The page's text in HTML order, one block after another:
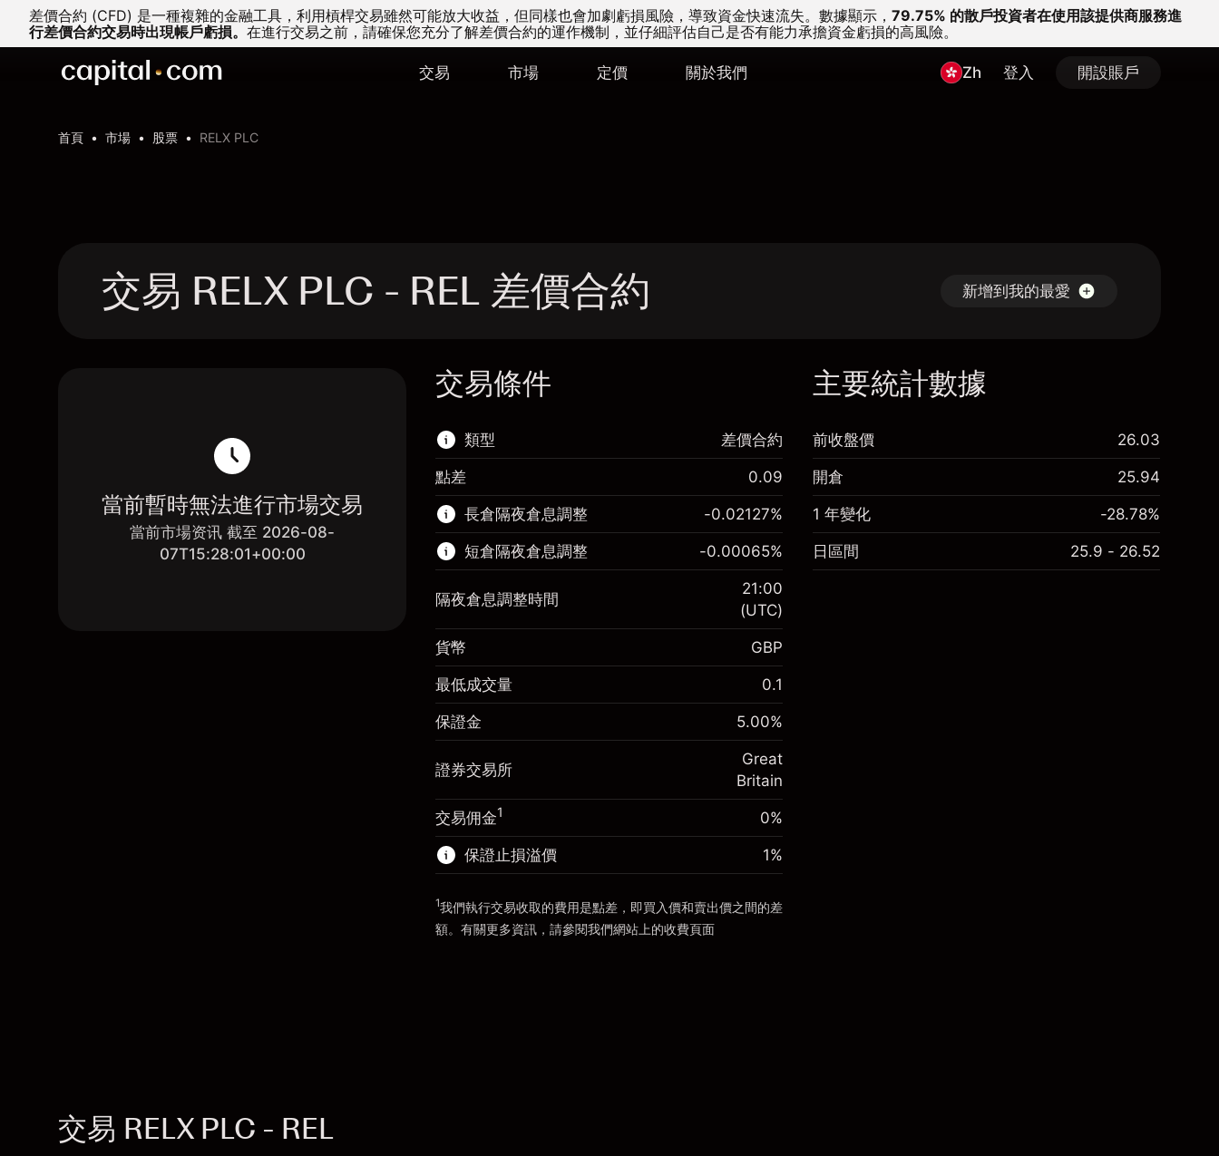
差價合約 (CFD) 是一種複雜的金融工具，利用槓桿交易雖然可能放大收益，但同樣也會加劇虧損風險，導致資金快速流失。 數據顯示， 79.75% 的散戶投資者在使用該提供商服務進
行差價合約交易時出現帳戶虧損。 在進行交易之前，請確保您充分了解差價合約的運作機制，並仔細評估自己是否有能力承擔資金虧損的高風險。
交易 市場 定價 關於我們 Zh 登入 開設賬戶
首頁 市場 股票 RELX PLC
交易 RELX PLC - REL 差價合約 新增到我的最愛
當前暫時無法進行市場交易
當前市場资讯 截至 2026-08-
07T15:28:01+00:00
交易條件
類型
該金融市場可進行差價合約交易。
了解更多：
差價合約
差價合約
點差 0.09
長倉隔夜倉息調整
£1,000.00
隔夜倉息
來自頭寸全值的費用
-0.021271
(-£4.25)
來自杠杆的資金 - 美元（大約值）
£19,000.00
前往平台
-0.02127%
短倉隔夜倉息調整
保證金。您的投資 £1,000.00
來自頭寸全值的費用
-0.000647
(-£0.13)
£20,000.00
來自杠杆的資金 - 美元（大約值）
前往平台
-0.00065%
隔夜倉息調整時間
21:00
(UTC)
貨幣 GBP
最低成交量 0.1
保證金 5.00%
證券交易所
Great
Britain
交易佣金1 0%
保證止損溢價
「服務費用」
1%
1我們執行交易收取的費用是點差，即買入價和賣出價之間的差
額。有關更多資訊，請參閱我們網站上的收費頁面
主要統計數據
前收盤價 26.03
開倉 25.94
1 年變化 -28.78%
日區間 25.9 - 26.52
交易 RELX PLC - REL